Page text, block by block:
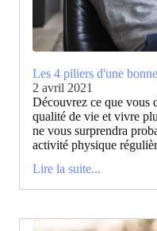
Les 4 piliers d'une
2 avril 2021
Découvrez ce que vous
qualité de vie et vivre
ne vous surprendra
activité physique
Lire la suite...